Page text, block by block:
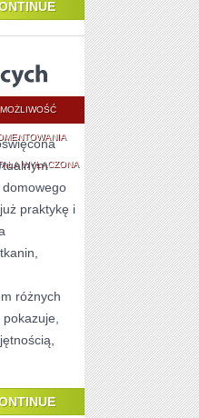
MOŻLIWOŚĆ
PORADNIK
DLA
POCZĄTKUJĄCYCH
WYŁĄCZONA
praktykę i
różnych